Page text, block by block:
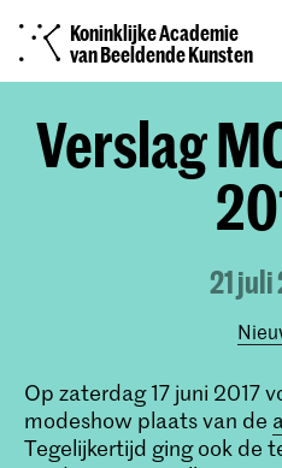
Koninklijke Academie
van Beeldende Kunsten
Verslag
21 juli
Op zaterdag 17 juni 2017
modeshow plaats van de
Tegelijkertijd ging ook de